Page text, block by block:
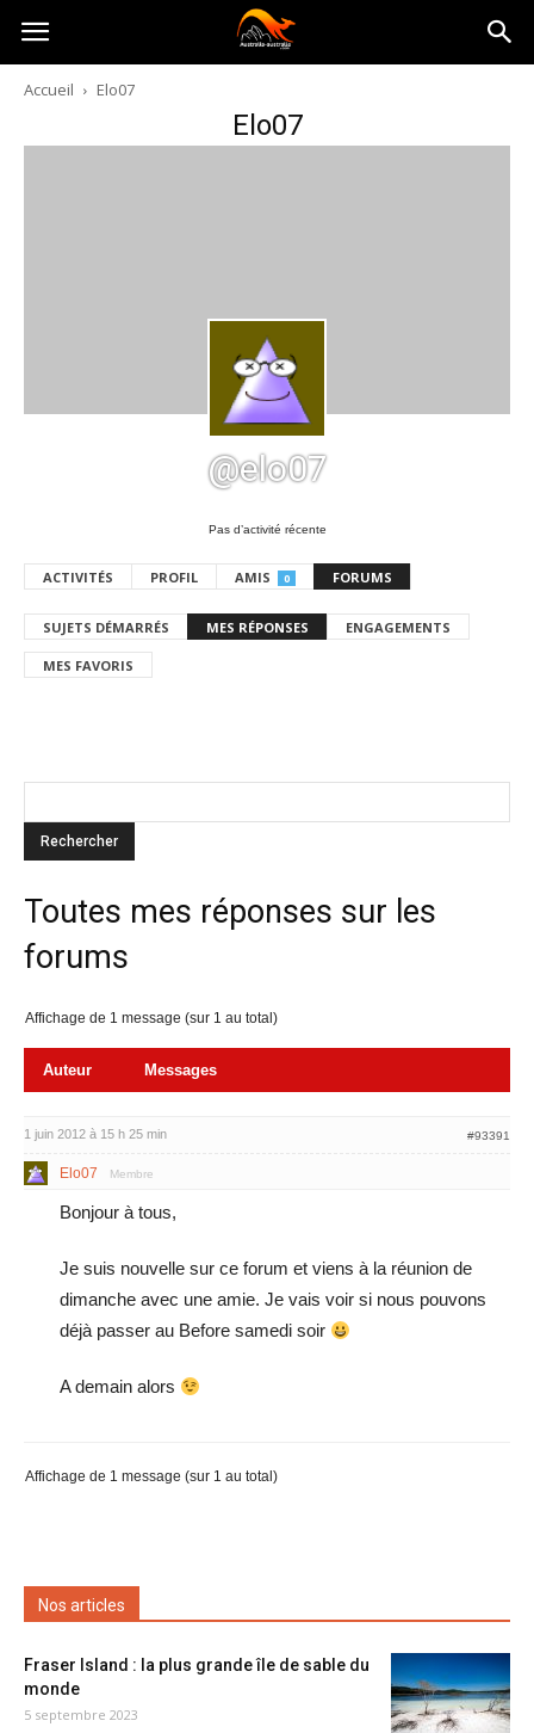
Australia-
australie.com
Accueil Elo07
Elo07
@elo07
Pas d’activité récente
ACTIVITÉS PROFIL AMIS 0 FORUMS
SUJETS DÉMARRÉS MES RÉPONSES ENGAGEMENTS
MES FAVORIS
Toutes mes réponses sur les
forums
Affichage de 1 message (sur 1 au total)
Auteur Messages
1 juin 2012 à 15 h 25 min #93391
Elo07 Membre
Bonjour à tous,
Je suis nouvelle sur ce forum et viens à la réunion de
dimanche avec une amie. Je vais voir si nous pouvons
déjà passer au Before samedi soir
A demain alors
Affichage de 1 message (sur 1 au total)
Nos articles
Fraser Island : la plus grande île de sable du
monde
5 septembre 2023